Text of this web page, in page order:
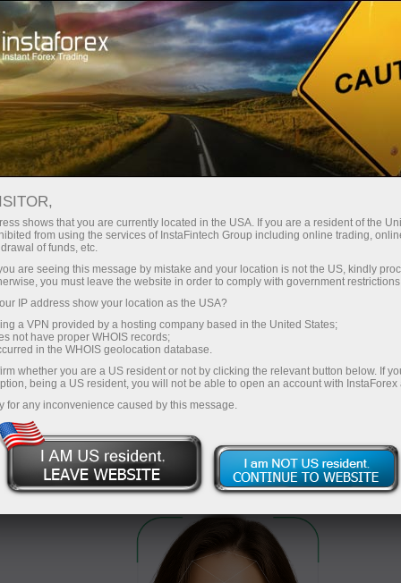
Pour les traders
Ouverture de compte
Vérification de compte
Vérification du compte
de trading
Prévoyez-vous d’approvisionner votre compte
par carte bancaire ou par virement bancaire ?
Dans tous les cas, vous devrez vérifier votre
compte. Lisez la suite pour savoir comment !
Procéder à la vérification
shows that you are currently located in the USA. If you are a resident of the
from using the services of InstaFintech Group including online trading,
of funds, etc.
are seeing this message by mistake and your location is not the US, kindly
you must leave the website in order to comply with government
IP address show your location as the USA?
a VPN provided by a hosting company based in the United States;
not have proper WHOIS records;
in the WHOIS geolocation database.
whether you are a US resident or not by clicking the relevant button below. If
being a US resident, you will not be able to open an account with InstaForex
for any inconvenience caused by this message.